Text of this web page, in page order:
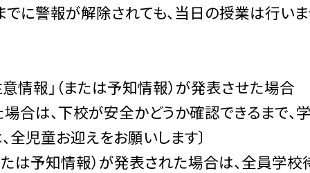
でに警報が解除されても、当日の授業は行い
情報」（または予知情報）が発表させた場合
合は、下校が安全かどうか確認できるまで、
全児童お迎えをお願いします〕
は予知情報）が発表された場合は、全員学校